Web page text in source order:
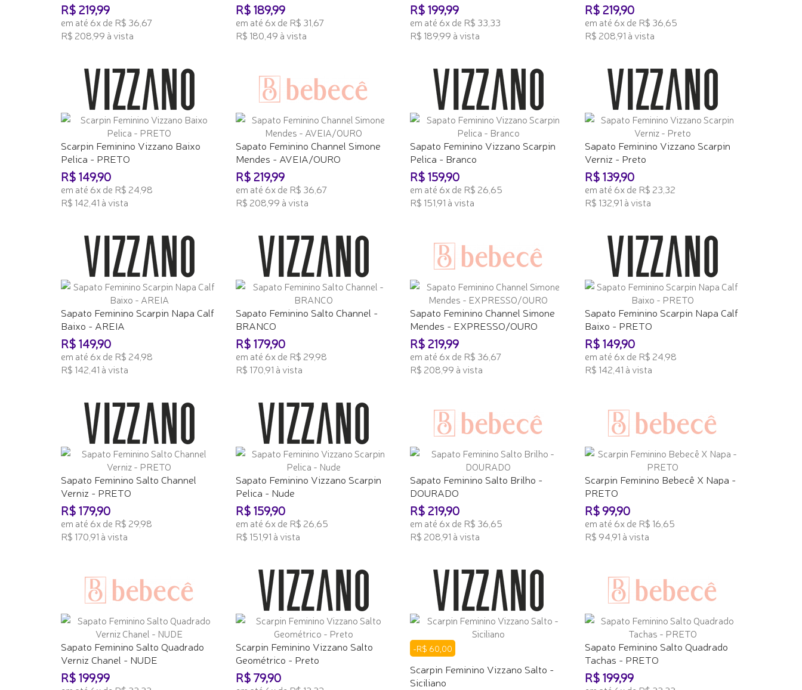
R$ 219,99
em até 6x de R$ 36,67
R$ 208,99 à vista
R$ 189,99
em até 6x de R$ 31,67
R$ 180,49 à vista
R$ 199,99
em até 6x de R$ 33,33
R$ 189,99 à vista
R$ 219,90
em até 6x de R$ 36,65
R$ 208,91 à vista
Scarpin Feminino Vizzano Baixo
Pelica - PRETO
R$ 149,90
em até 6x de R$ 24,98
R$ 142,41 à vista
Sapato Feminino Channel Simone
Mendes - AVEIA/OURO
R$ 219,99
em até 6x de R$ 36,67
R$ 208,99 à vista
Sapato Feminino Vizzano Scarpin
Pelica - Branco
R$ 159,90
em até 6x de R$ 26,65
R$ 151,91 à vista
Sapato Feminino Vizzano Scarpin
Verniz - Preto
R$ 139,90
em até 6x de R$ 23,32
R$ 132,91 à vista
Sapato Feminino Scarpin Napa Calf
Baixo - AREIA
R$ 149,90
em até 6x de R$ 24,98
R$ 142,41 à vista
Sapato Feminino Salto Channel -
BRANCO
R$ 179,90
em até 6x de R$ 29,98
R$ 170,91 à vista
Sapato Feminino Channel Simone
Mendes - EXPRESSO/OURO
R$ 219,99
em até 6x de R$ 36,67
R$ 208,99 à vista
Sapato Feminino Scarpin Napa Calf
Baixo - PRETO
R$ 149,90
em até 6x de R$ 24,98
R$ 142,41 à vista
Sapato Feminino Salto Channel
Verniz - PRETO
R$ 179,90
em até 6x de R$ 29,98
R$ 170,91 à vista
Sapato Feminino Vizzano Scarpin
Pelica - Nude
R$ 159,90
em até 6x de R$ 26,65
R$ 151,91 à vista
Sapato Feminino Salto Brilho -
DOURADO
R$ 219,90
em até 6x de R$ 36,65
R$ 208,91 à vista
Scarpin Feminino Bebecê X Napa -
PRETO
R$ 99,90
em até 6x de R$ 16,65
R$ 94,91 à vista
Sapato Feminino Salto Quadrado
Verniz Chanel - NUDE
R$ 199,99
Scarpin Feminino Vizzano Salto
Geométrico - Preto
R$ 79,90
-R$ 60,00
Scarpin Feminino Vizzano Salto -
Siciliano
Sapato Feminino Salto Quadrado
Tachas - PRETO
R$ 199,99